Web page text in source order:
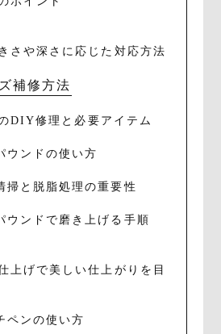
さや深さに応じた対応方法
補修方法
DIY修理と必要アイテム
ウンドの使い方
掃と脱脂処理の重要性
ウンドで磨き上げる手順
上げで美しい仕上がりを目
ペンの使い方